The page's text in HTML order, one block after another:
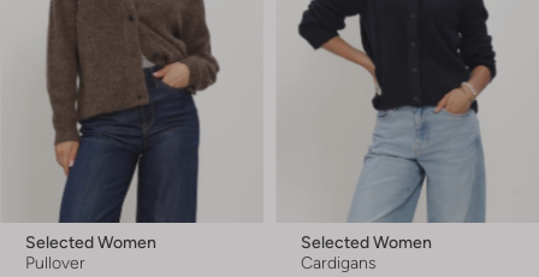
Selected Women
Pullover
Selected Women
Cardigans